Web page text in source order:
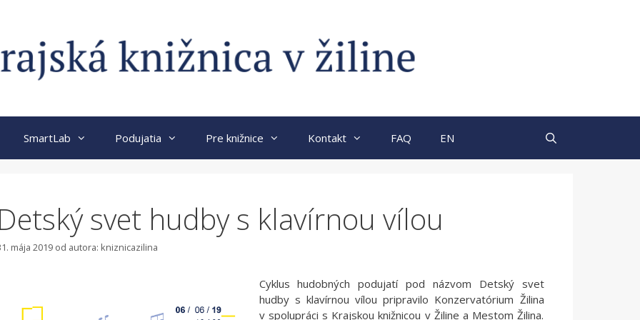
SmartLab Podujatia Pre knižnice Kontakt FAQ EN
Detský svet hudby s klavírnou vílou
mája 2019 od autora: kniznicazilina
Cyklus hudobných podujatí pod názvom Detský svet
hudby s klavírnou vílou pripravilo Konzervatórium Žilina
v spolupráci s Krajskou knižnicou v Žiline a Mestom Žilina.